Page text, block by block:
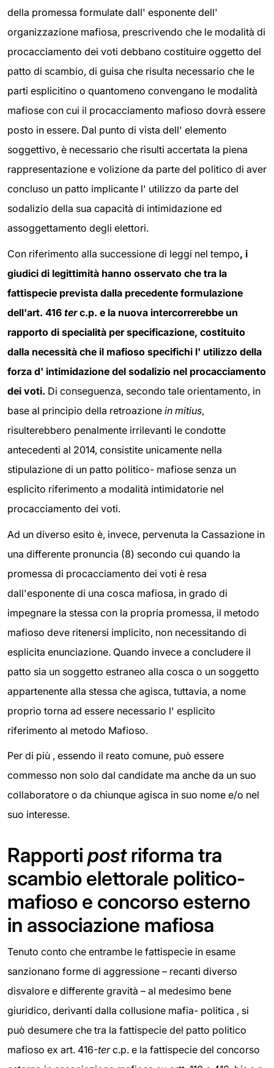
della promessa formulate dall' esponente dell'
organizzazione mafiosa, prescrivendo che le modalità di
procacciamento dei voti debbano costituire oggetto del
patto di scambio, di guisa che risulta necessario che le
parti esplicitino o quantomeno convengano le modalità
mafiose con cui il procacciamento mafioso dovrà essere
posto in essere. Dal punto di vista dell' elemento
soggettivo, è necessario che risulti accertata la piena
rappresentazione e volizione da parte del politico di aver
concluso un patto implicante l' utilizzo da parte del
sodalizio della sua capacità di intimidazione ed
assoggettamento degli elettori.
Con riferimento alla successione di leggi nel tempo, i
giudici di legittimità hanno osservato che tra la
fattispecie prevista dalla precedente formulazione
dell'art. 416 terc.p. e la nuova intercorrerebbe un
rapporto di specialità per specificazione, costituito
dalla necessità che il mafioso specifichi l' utilizzo della
forza d' intimidazione del sodalizio nel procacciamento
dei voti. Di conseguenza, secondo tale orientamento, in
base al principio della retroazione in mitius,
risulterebbero penalmente irrilevanti le condotte
antecedenti al 2014, consistite unicamente nella
stipulazione di un patto politico- mafiose senza un
esplicito riferimento a modalità intimidatorie nel
procacciamento dei voti.
Ad un diverso esito è, invece, pervenuta la Cassazione in
una differente pronuncia (8) secondo cui quando la
promessa di procacciamento dei voti è resa
dall'esponente di una cosca mafiosa, in grado di
impegnare la stessa con la propria promessa, il metodo
mafioso deve ritenersi implicito, non necessitando di
esplicita enunciazione. Quando invece a concludere il
patto sia un soggetto estraneo alla cosca o un soggetto
appartenente alla stessa che agisca, tuttavia, a nome
proprio torna ad essere necessario l' esplicito
riferimento al metodo Mafioso.
Per di più , essendo il reato comune, può essere
commesso non solo dal candidate ma anche da un suo
collaboratore o da chiunque agisca in suo nome e/o nel
suo interesse.
Rapporti postriforma tra
scambio elettorale politico-
mafioso e concorso esterno
in associazione mafiosa
Tenuto conto che entrambe le fattispecie in esame
sanzionano forme di aggressione – recanti diverso
disvalore e differente gravità – al medesimo bene
giuridico, derivanti dalla collusione mafia- politica , si
può desumere che tra la fattispecie del patto politico
mafioso ex art. 416-terc.p. e la fattispecie del concorso